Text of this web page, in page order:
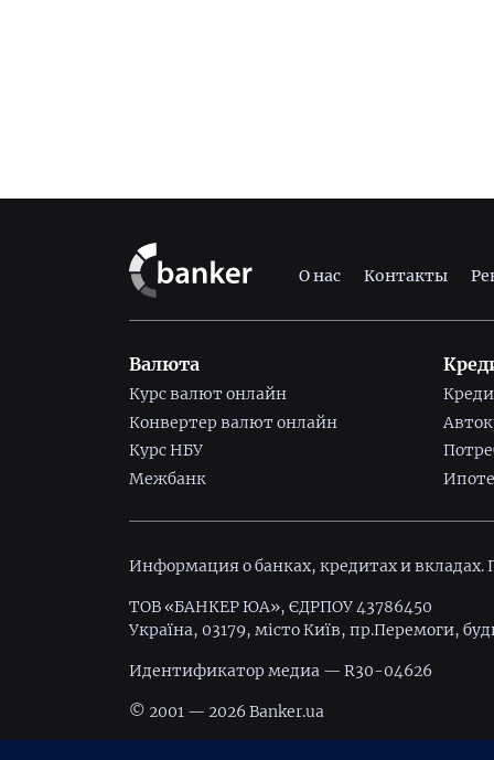
О нас Контакты
Валюта
Курс валют онлайн
Конвертер валют онлайн
Курс НБУ
Межбанк
Информация о банках, кредитах и
ТОВ «БАНКЕР ЮА», ЄДРПОУ 43786450
Україна, 03179, місто Київ, пр.Перемоги,
Идентификатор медиа — R30-04626
© 2001 — 2026 Banker.ua